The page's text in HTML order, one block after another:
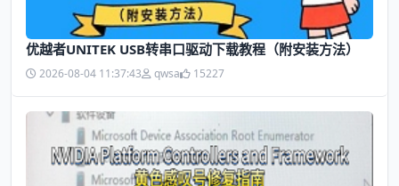
优越者UNITEK USB转串口驱动下载教程（附安装方法）
2026-08-04 11:37:43 qwsa 15227